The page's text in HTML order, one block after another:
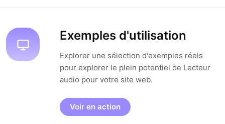
Exemples d'utilisation
Explorer une sélection d'exemples réels
pour explorer le plein potentiel de Lecteur
audio pour votre site web.
Voir en action